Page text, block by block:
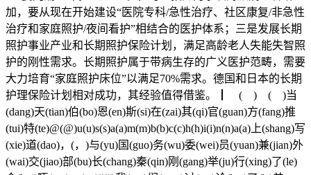
加，要从现在开始建设“医院专科/急性治疗、社区康复/非急性
治疗和家庭照护/夜间看护”相结合的医护体系；三是发展长期
照护事业产业和长期照护保险计划，满足高龄老人失能失智照
护的刚性需求。长期照护属于带病生存的广义医护范畴，需要
大力培育“家庭照护床位”以满足70%需求。德国和日本的长期
护理保险计划相对成功，其经验值得借鉴。┃ ( ) ( )当
(dang)天(tian)伯(bo)恩(en)斯(si)在(zai)其(qi)官(guan)方(fang)推
(tui)特(te)@(@)u(u)s(s)a(a)m(m)b(b)c(c)h(h)i(i)n(n)a(a)上(shang)写
(xie)道(dao)，(，)与(yu)国(guo)务(wu)委(wei)员(yuan)兼(jian)外
(wai)交(jiao)部(bu)长(chang)秦(qin)刚(gang)举(ju)行(xing)了(le)